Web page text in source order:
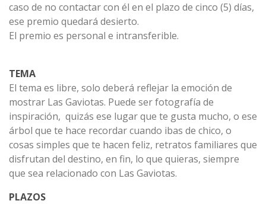
caso de no contactar con él en el plazo de cinco (5) días,
ese premio quedará desierto.
El premio es personal e intransferible.
TEMA
El tema es libre, solo deberá reflejar la emoción de
mostrar Las Gaviotas. Puede ser fotografía de
inspiración, quizás ese lugar que te gusta mucho, o ese
árbol que te hace recordar cuando ibas de chico, o
cosas simples que te hacen feliz, retratos familiares que
disfrutan del destino, en fin, lo que quieras, siempre
que sea relacionado con Las Gaviotas.
PLAZOS